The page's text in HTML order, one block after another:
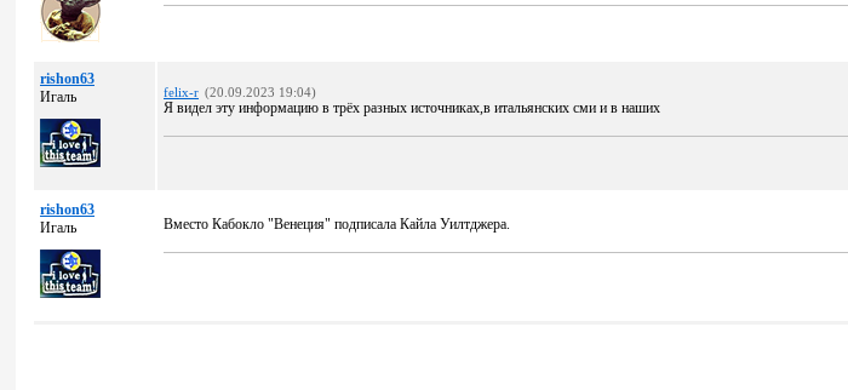
rishon63
Игаль
felix-r (20.09.2023 19:04)
Я видел эту информацию в трёх разных источниках,в итальянских сми и в наших
rishon63
Игаль
Вместо Кабокло "Венеция" подписала Кайла Уилтджера.